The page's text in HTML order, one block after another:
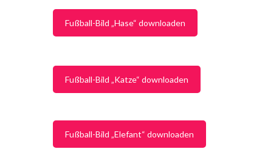
Fußball-Bild „Hase“ downloaden
Fußball-Bild „Katze“ downloaden
Fußball-Bild „Elefant“ downloaden